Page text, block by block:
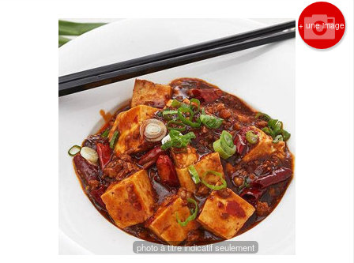
+ une image
photo à titre indicatif seulement